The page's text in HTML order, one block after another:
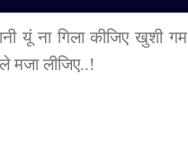
यूं ना गिला कीजिए खुशी गम
मजा लीजिए..!